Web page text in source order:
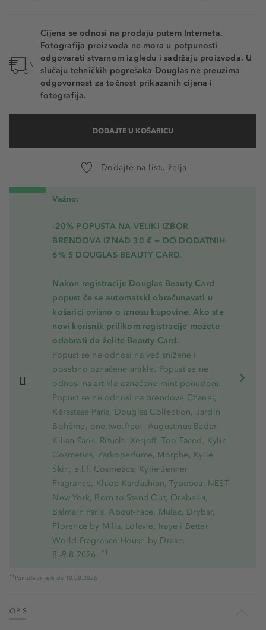
Cijena se odnosi na prodaju putem Interneta.
Fotografija proizvoda ne mora u potpunosti
odgovarati stvarnom izgledu i sadržaju proizvoda. U
slučaju tehničkih pogrešaka Douglas ne preuzima
odgovornost za točnost prikazanih cijena i
fotografija.
DODAJTE U KOŠARICU
Dodajte na listu želja
Važno:
-20% POPUSTA NA VELIKI IZBOR
BRENDOVA IZNAD 30 € + DO DODATNIH
6% S DOUGLAS BEAUTY CARD.
Nakon registracije Douglas Beauty Card
popust će se automatski obračunavati u
košarici ovisno o iznosu kupovine. Ako ste
novi korisnik prilikom registracije možete
odabrati da želite Beauty Card.
Popust se ne odnosi na već snižene i
posebno označene artikle. Popust se ne
odnosi na artikle označene mint ponudom.
Popust se ne odnosi na brendove Chanel,
Kérastase Paris, Douglas Collection, Jardin
Bohème, one.two.free!, Augustinus Bader,
Kilian Paris, Rituals, Xerjoff, Too Faced, Kylie
Cosmetics, Zarkoperfume, Morphe, Kylie
Skin, e.l.f. Cosmetics, Kylie Jenner
Fragrance, Khloe Kardashian, Typebea, NEST
New York, Born to Stand Out, Orebella,
Balmain Paris, About-Face, Mulac, Drybar,
Florence by Mills, Lolavie, Iraye i Better
World Fragrance House by Drake.
8.-9.8.2026. *1
*1 Ponuda vrijedi do 10.08.2026
OPIS